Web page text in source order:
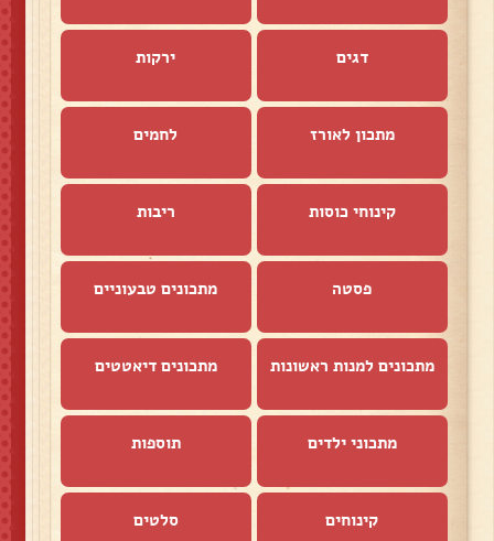
דגים ירקות
מתכון לאורז לחמים
קינוחי כוסות ריבות
פסטה מתכונים טבעוניים
מתכונים למנות ראשונות מתכונים דיאטטים
מתכוני ילדים תוספות
קינוחים סלטים